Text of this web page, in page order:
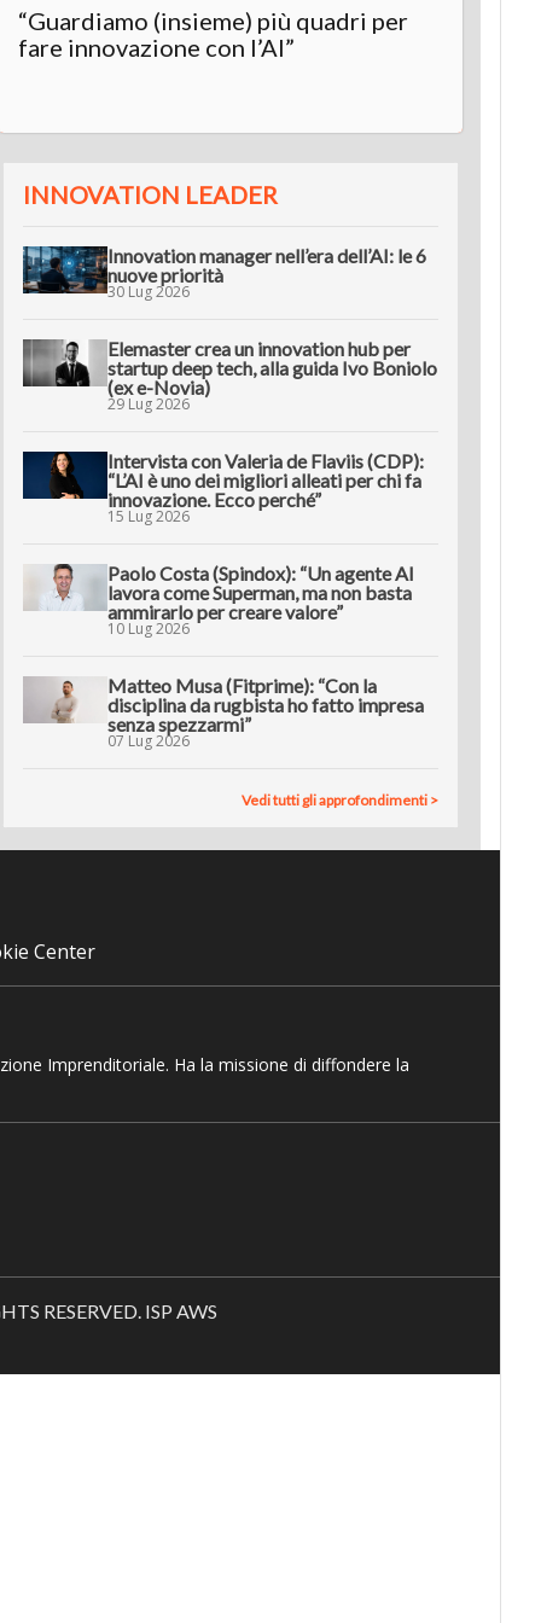
“Guardiamo (insieme) più quadri per
fare innovazione con l’AI”
INNOVATION LEADER
Innovation manager nell’era dell’AI: le 6
nuove priorità
30 Lug 2026
Elemaster crea un innovation hub per
startup deep tech, alla guida Ivo Boniolo
(ex e-Novia)
29 Lug 2026
Intervista con Valeria de Flaviis (CDP):
“L’AI è uno dei migliori alleati per chi fa
innovazione. Ecco perché”
15 Lug 2026
Paolo Costa (Spindox): “Un agente AI
lavora come Superman, ma non basta
ammirarlo per creare valore”
10 Lug 2026
Matteo Musa (Fitprime): “Con la
disciplina da rugbista ho fatto impresa
senza spezzarmi”
07 Lug 2026
Vedi tutti gli approfondimenti >
Center
Imprenditoriale. Ha la missione di diffondere la
RESERVED. ISP AWS